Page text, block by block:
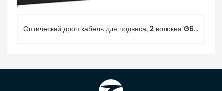
Оптический дроп кабель для подвеса, 2 волокна G657, 3кН, диэлектрический FRP 0.5 и 1.8мм FRP GJYXFFCH